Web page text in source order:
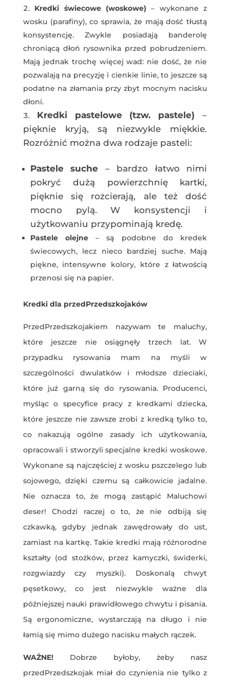
Kredki świecowe (woskowe) – wykonane z
wosku (parafiny), co sprawia, że mają dość tłustą
konsystencję. Zwykle posiadają banderolę
chroniącą dłoń rysownika przed pobrudzeniem.
Mają jednak trochę więcej wad: nie dość, że nie
pozwalają na precyzję i cienkie linie, to jeszcze są
podatne na złamania przy zbyt mocnym nacisku
dłoni.
Kredki pastelowe (tzw. pastele) –
pięknie kryją, są niezwykle miękkie.
Rozróżnić można dwa rodzaje pasteli:
Pastele suche – bardzo łatwo nimi
pokryć dużą powierzchnię kartki,
pięknie się rozcierają, ale też dość
mocno pylą. W konsystencji i
użytkowaniu przypominają kredę.
Pastele olejne – są podobne do kredek
świecowych, lecz nieco bardziej suche. Mają
piękne, intensywne kolory, które z łatwością
przenosi się na papier.
Kredki dla przedPrzedszkojaków
PrzedPrzedszkojakiem nazywam te maluchy,
które jeszcze nie osiągnęły trzech lat. W
przypadku rysowania mam na myśli w
szczególności dwulatków i młodsze dzieciaki,
które już garną się do rysowania. Producenci,
myśląc o specyfice pracy z kredkami dziecka,
które jeszcze nie zawsze zrobi z kredką tylko to,
co nakazują ogólne zasady ich użytkowania,
opracowali i stworzyli specjalne kredki woskowe.
Wykonane są najczęściej z wosku pszczelego lub
sojowego, dzięki czemu są całkowicie jadalne.
Nie oznacza to, że mogą zastąpić Maluchowi
deser! Chodzi raczej o to, że nie odbiją się
czkawką, gdyby jednak zawędrowały do ust,
zamiast na kartkę. Takie kredki mają różnorodne
kształty (od stożków, przez kamyczki, świderki,
rozgwiazdy czy myszki). Doskonalą chwyt
pęsetkowy, co jest niezwykle ważne dla
późniejszej nauki prawidłowego chwytu i pisania.
Są ergonomiczne, wystarczają na długo i nie
łamią się mimo dużego nacisku małych rączek.
WAŻNE!Dobrze byłoby, żeby nasz
przedPrzedszkojak miał do czynienia nie tylko z